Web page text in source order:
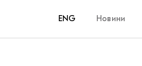
ENG Новини